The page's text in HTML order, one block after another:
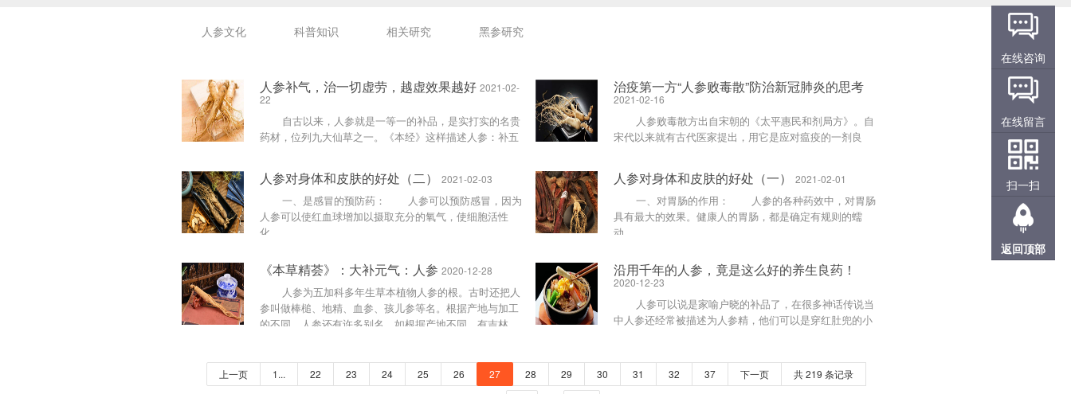
人参文化 科普知识 相关研究 黑参研究
人参补气，治一切虚劳，越虚效果越好 2021-02-
22
自古以来，人参就是一等一的补品，是实打实的名贵
药材，位列九大仙草之一。《本经》这样描述人参：补五
治疫第一方“人参败毒散”防治新冠肺炎的思考
2021-02-16
人参败毒散方出自宋朝的《太平惠民和剂局方》。自
宋代以来就有古代医家提出，用它是应对瘟疫的一剂良
人参对身体和皮肤的好处（二） 2021-02-03
一、是感冒的预防药： 人参可以预防感冒，因为
人参可以使红血球增加以摄取充分的氧气，使细胞活性
化......
人参对身体和皮肤的好处（一） 2021-02-01
一、对胃肠的作用： 人参的各种药效中，对胃肠
具有最大的效果。健康人的胃肠，都是确定有规则的蠕
动......
《本草精荟》：大补元气：人参 2020-12-28
人参为五加科多年生草本植物人参的根。古时还把人
参叫做棒槌、地精、血参、孩儿参等名。根据产地与加工
的不同，人参还有许多别名，如根据产地不同，有吉林
沿用千年的人参，竟是这么好的养生良药！
2020-12-23
人参可以说是家喻户晓的补品了，在很多神话传说当
中人参还经常被描述为人参精，他们可以是穿红肚兜的小
上一页 1... 22 23 24 25 26 27 28 29 30 31 32 37 下一页 共 219 条记录
在线咨询
在线留言
扫一扫
返回顶部